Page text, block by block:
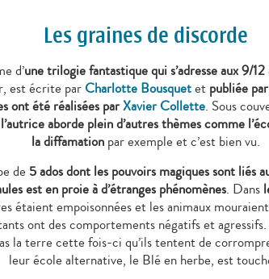
Les graines de discorde
d’une trilogie fantastique qui s’adresse aux 9/12
est écrite parCharlotte Bousquetet publiée
ont été réalisées parXavier Collette. Sous
l’autrice aborde plein d’autres thèmes comme
la diffamation par exemple et c’est bien vu.
de 5 ados dont les pouvoirs magiques sont liés
est en proie à d’étranges phénomènes. Dans
étaient empoisonnées et les animaux
ont des comportements négatifs et
la terre cette fois-ci qu’ils tentent de
leur école alternative, le Blé en herbe, est